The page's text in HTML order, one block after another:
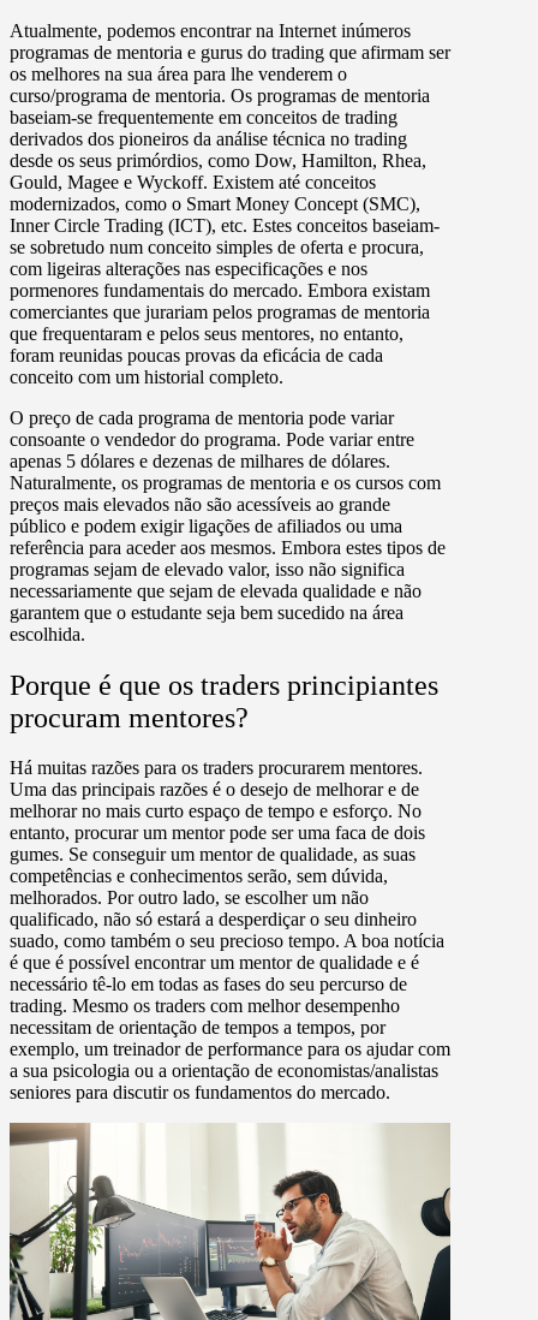
Atualmente, podemos encontrar na Internet inúmeros
programas de mentoria e gurus do trading que afirmam ser
os melhores na sua área para lhe venderem o
curso/programa de mentoria. Os programas de mentoria
baseiam-se frequentemente em conceitos de trading
derivados dos pioneiros da análise técnica no trading
desde os seus primórdios, como Dow, Hamilton, Rhea,
Gould, Magee e Wyckoff. Existem até conceitos
modernizados, como o Smart Money Concept (SMC),
Inner Circle Trading (ICT), etc. Estes conceitos baseiam-
se sobretudo num conceito simples de oferta e procura,
com ligeiras alterações nas especificações e nos
pormenores fundamentais do mercado. Embora existam
comerciantes que jurariam pelos programas de mentoria
que frequentaram e pelos seus mentores, no entanto,
foram reunidas poucas provas da eficácia de cada
conceito com um historial completo.
O preço de cada programa de mentoria pode variar
consoante o vendedor do programa. Pode variar entre
apenas 5 dólares e dezenas de milhares de dólares.
Naturalmente, os programas de mentoria e os cursos com
preços mais elevados não são acessíveis ao grande
público e podem exigir ligações de afiliados ou uma
referência para aceder aos mesmos. Embora estes tipos de
programas sejam de elevado valor, isso não significa
necessariamente que sejam de elevada qualidade e não
garantem que o estudante seja bem sucedido na área
escolhida.
Porque é que os traders principiantes
procuram mentores?
Há muitas razões para os traders procurarem mentores.
Uma das principais razões é o desejo de melhorar e de
melhorar no mais curto espaço de tempo e esforço. No
entanto, procurar um mentor pode ser uma faca de dois
gumes. Se conseguir um mentor de qualidade, as suas
competências e conhecimentos serão, sem dúvida,
melhorados. Por outro lado, se escolher um não
qualificado, não só estará a desperdiçar o seu dinheiro
suado, como também o seu precioso tempo. A boa notícia
é que é possível encontrar um mentor de qualidade e é
necessário tê-lo em todas as fases do seu percurso de
trading. Mesmo os traders com melhor desempenho
necessitam de orientação de tempos a tempos, por
exemplo, um treinador de performance para os ajudar com
a sua psicologia ou a orientação de economistas/analistas
seniores para discutir os fundamentos do mercado.